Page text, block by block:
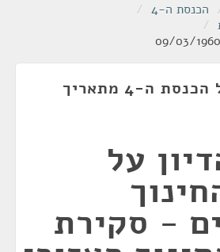
הכנסת ה-4
/
/
ישיבת ועדה של הכנסת ה-4 מתאריך
על
- סקירת